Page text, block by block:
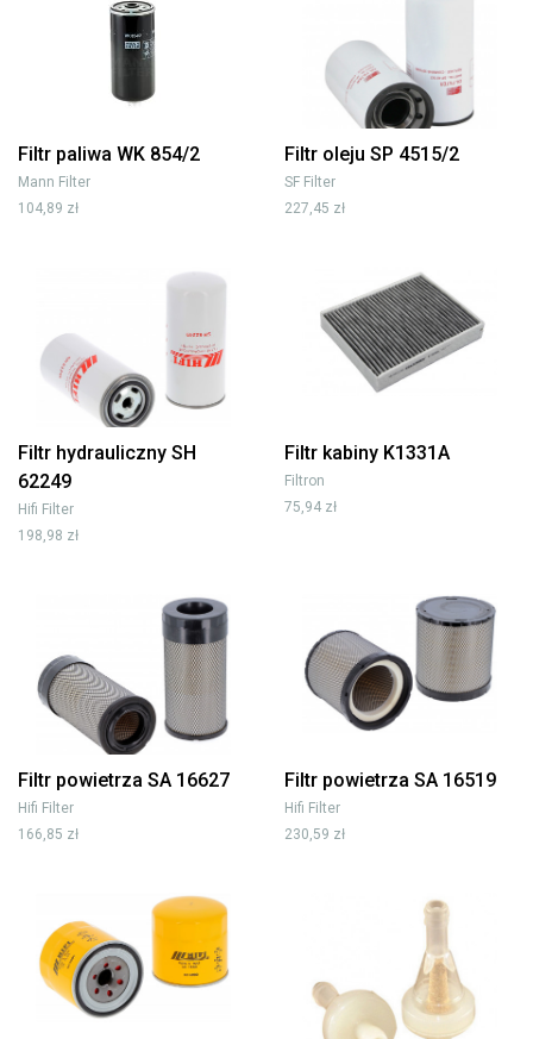
Filtr paliwa WK 854/2
Mann Filter
104,89 zł
Filtr oleju SP 4515/2
SF Filter
227,45 zł
Filtr hydrauliczny SH
62249
Hifi Filter
198,98 zł
Filtr kabiny K1331A
Filtron
75,94 zł
Filtr powietrza SA 16627
Hifi Filter
166,85 zł
Filtr powietrza SA 16519
Hifi Filter
230,59 zł